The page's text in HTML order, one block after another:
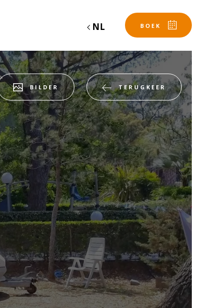
BOEK
NL
HET WATERGEBIED
Vertrek
Vertrek
BILDER TERUGKEER